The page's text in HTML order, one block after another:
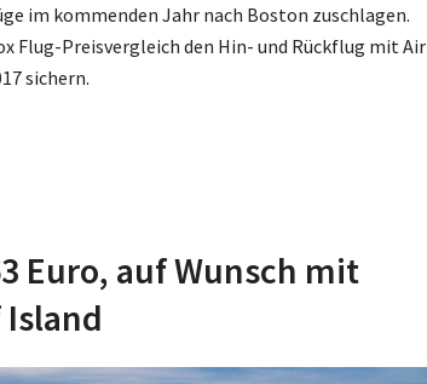
im kommenden Jahr nach Boston zuschlagen.
Flug-Preisvergleich den Hin- und Rückflug mit Air
sichern.
Euro, auf Wunsch mit